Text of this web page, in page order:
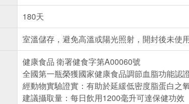
180天
室溫儲存，避免高溫或陽光照射，開封後未使
健康食品 衛署健食字第A00060號
全國第一瓶榮獲國家健康食品調節血脂功能認
經動物實驗證實：有助於延緩低密度脂蛋白之
建議攝取量：每日飲用1200毫升可達保健功效